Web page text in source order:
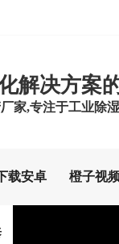
解决方案
,专注于工业除湿
载安卓 橙子视